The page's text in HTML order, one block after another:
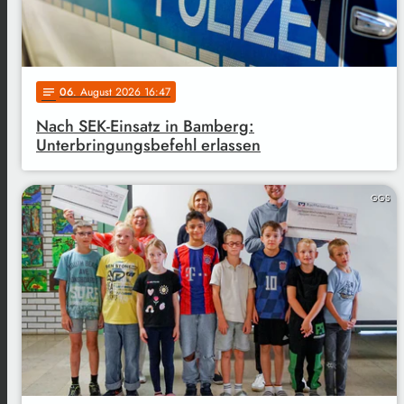
notes 06. August 2026 16:47
Nach SEK-Einsatz in Bamberg:
Unterbringungsbefehl erlassen
GGS